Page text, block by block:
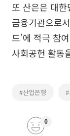
또 산은은 대
금융기관으로
드’에 적극 참
사회공헌 활동
#산업은행
0